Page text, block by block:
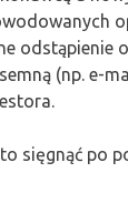
odstąpienie
(np. e-
sięgnąć po